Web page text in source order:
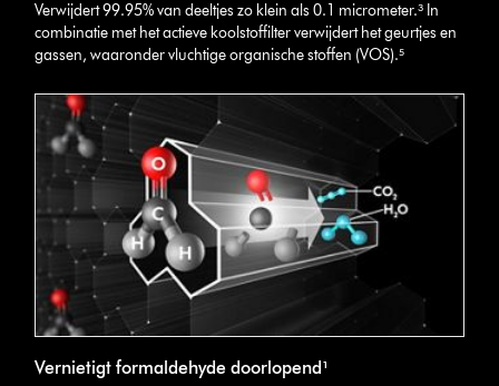
Verwijdert 99.95% van deeltjes zo klein als 0.1 micrometer.³ In
combinatie met het actieve koolstoffilter verwijdert het geurtjes en
gassen, waaronder vluchtige organische stoffen (VOS).⁵
Vernietigt formaldehyde doorlopend¹